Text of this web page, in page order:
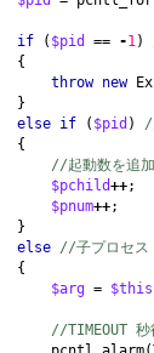
if ( $pid == -1)
{
throw new
}
else if ( $pid )
{
//起動数を追加
$pchild++;
$pnum++;
}
else //子プロセス
{
$arg = $this
//TIMEOUT 秒